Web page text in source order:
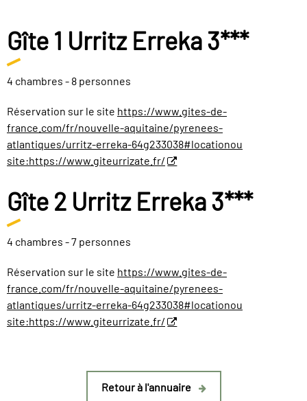
Gîte 1 Urritz Erreka 3***
4 chambres - 8 personnes
Réservation sur le site https://www.gites-de-
france.com/fr/nouvelle-aquitaine/pyrenees-
atlantiques/urritz-erreka-64g233038#locationou
site:https://www.giteurrizate.fr/
Gîte 2 Urritz Erreka 3***
4 chambres - 7 personnes
Réservation sur le site https://www.gites-de-
france.com/fr/nouvelle-aquitaine/pyrenees-
atlantiques/urritz-erreka-64g233038#locationou
site:https://www.giteurrizate.fr/
Retour à l'annuaire